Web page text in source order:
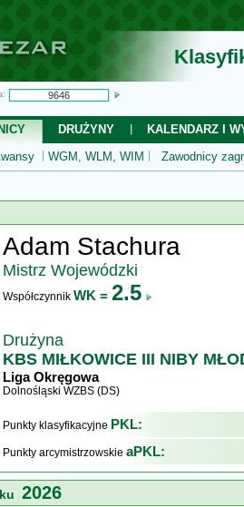
DRUŻYNY
KALENDARZ I
WGM, WLM, WIM Zawodnicy
Adam Stachura
Mistrz Wojewódzki
Współczynnik WK = 2.5
Drużyna
KBS MIŁKOWICE III NIBY
Liga Okręgowa
Dolnośląski WZBS (DS)
Punkty klasyfikacyjne PKL:
Punkty arcymistrzowskie aPKL:
2026